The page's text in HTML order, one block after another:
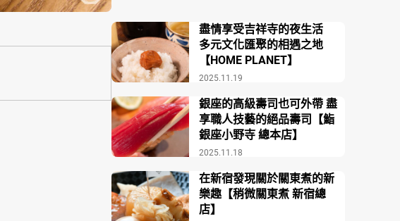
2025.11.19
盡情享受吉祥寺的夜生活
多元文化匯聚的相遇之地
【HOME PLANET】
2025.11.18
銀座的高級壽司也可外帶 盡
享職人技藝的絕品壽司【鮨
銀座小野寺 總本店】
在新宿發現關於關東煮的新
樂趣【稍微關東煮 新宿總
店】